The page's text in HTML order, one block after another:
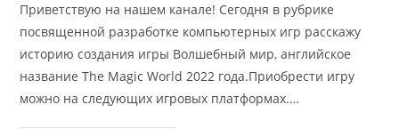
Приветствую на нашем канале! Сегодня в рубрике
посвященной разработке компьютерных игр расскажу
историю создания игры Волшебный мир, английское
название The Magic World 2022 года.Приобрести игру
можно на следующих игровых платформах.…